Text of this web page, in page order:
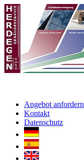
Angebot anfordern
Kontakt
Datenschutz